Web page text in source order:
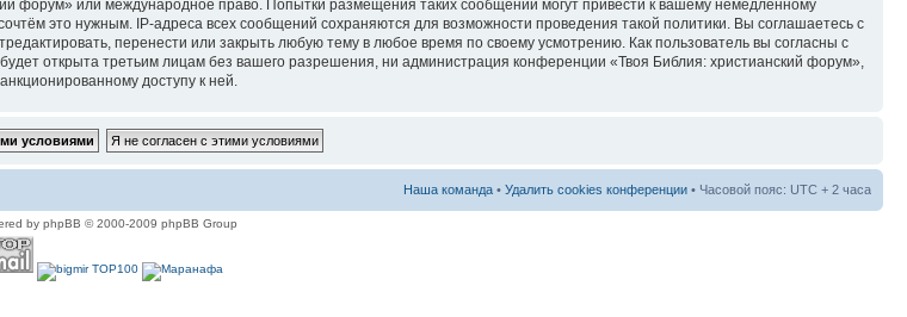
форум» или международное право. Попытки размещения таких сообщений могут привести к вашему немедленному
это нужным. IP-адреса всех сообщений сохраняются для возможности проведения такой политики. Вы соглашаетесь с
перенести или закрыть любую тему в любое время по своему усмотрению. Как пользователь вы согласны с
открыта третьим лицам без вашего разрешения, ни администрация конференции «Твоя Библия: христианский форум»,
доступу к ней.
Наша команда • Удалить cookies конференции • Часовой пояс: UTC + 2 часа
by phpBB © 2000-2009 phpBB Group